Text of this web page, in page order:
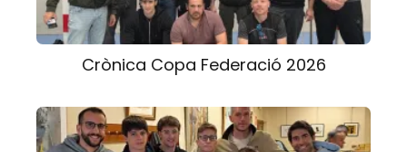
Crònica Copa Federació 2026